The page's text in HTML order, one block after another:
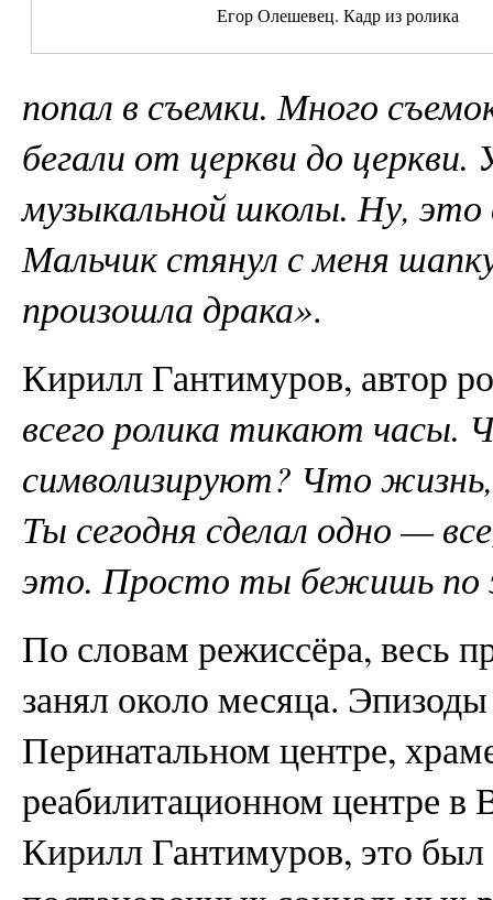
Егор Олешевец. Кадр из ролика
попал в съемки. Много
бегали от церкви до церкви.
музыкальной школы. Ну, это
Мальчик стянул с меня
произошла драка».
Кирилл Гантимуров, автор
всего ролика тикают часы.
символизируют? Что
Ты сегодня сделал одно —
это. Просто ты бежишь по
По словам режиссёра, весь
занял около месяца.
Перинатальном центре,
реабилитационном центре в
Кирилл Гантимуров, это